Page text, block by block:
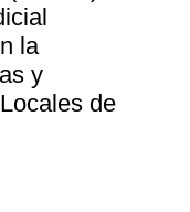
la
y
de